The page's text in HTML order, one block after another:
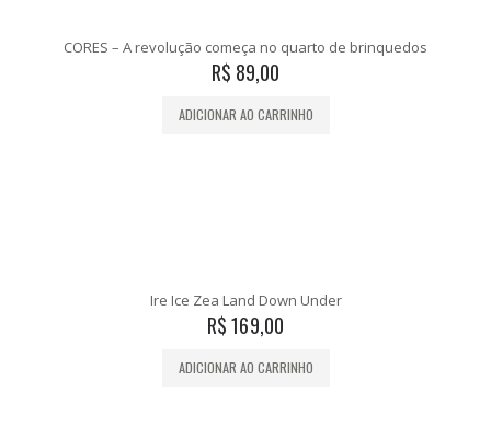
CORES – A revolução começa no quarto de brinquedos
R$ 89,00
ADICIONAR AO CARRINHO
Ire Ice Zea Land Down Under
R$169,00
ADICIONAR AO CARRINHO